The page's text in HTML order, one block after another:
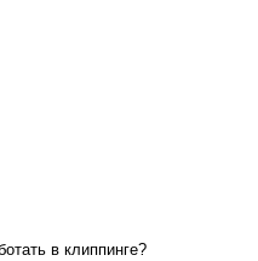
в клиппинге?